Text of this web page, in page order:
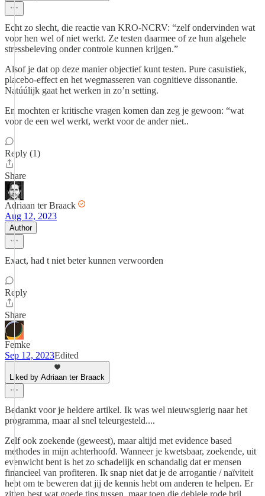
Echt zo slecht, die reactie van KRO-NCRV: “zelf ondervinden wat
voor hen wel of niet werkt. Ze testen daarmee of ze hun algehele
stressbeleving onder controle kunnen krijgen.”
Alsof je dat op deze manier objectief kunt testen. Pure casuistiek,
placebo-effect en het wegmasseren van cognitieve dissonantie.
Natúúlijk gaat het werken in zo’n setting.
En mochten er kritische vragen komen dan zeg je gewoon: “wat
voor de een wel werkt, werkt voor de ander niet..
Reply (1)
Share
Adriaan ter Braack
Aug 12, 2023
Author
Exact, had t niet beter kunnen verwoorden
Reply
Share
Femke
Sep 12, 2023Edited
Liked by Adriaan ter Braack
Bedankt voor je heldere artikel. Ik was wel nieuwsgierig naar het
programma, maar al snel teleurgesteld....
Zelf ook zoekende (geweest), maar altijd met evidence based
methodes in mijn achterhoofd. Wanneer je kwetsbaar, zoekende, uit
evenwicht bent is het zo schadelijk en schandalig dat er mensen
financieel van profiteren. Ik snap niet dat je de arrogantie / naïviteit
hebt om te beweren dat jij de kennis hebt om anderen te helpen. Er
zitten best wat goede tips tussen, maar toen die debiele rode bril